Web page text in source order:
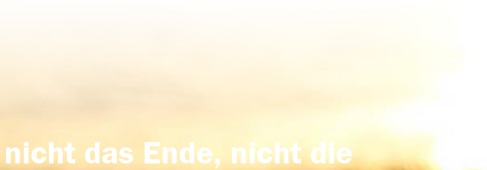
das Ende, nicht die